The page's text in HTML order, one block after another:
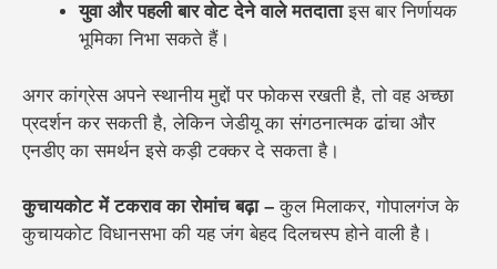
युवा और पहली बार वोट देने वाले मतदाताइस बार निर्णायक
भूमिका निभा सकते हैं।
अगर कांग्रेस अपने स्थानीय मुद्दों पर फोकस रखती है, तो वह अच्छा
प्रदर्शन कर सकती है, लेकिन जेडीयू का संगठनात्मक ढांचा और
एनडीए का समर्थन इसे कड़ी टक्कर दे सकता है।
कुचायकोट में टकराव का रोमांच बढ़ा –कुल मिलाकर, गोपालगंज के
कुचायकोट विधानसभा की यह जंग बेहद दिलचस्प होने वाली है।